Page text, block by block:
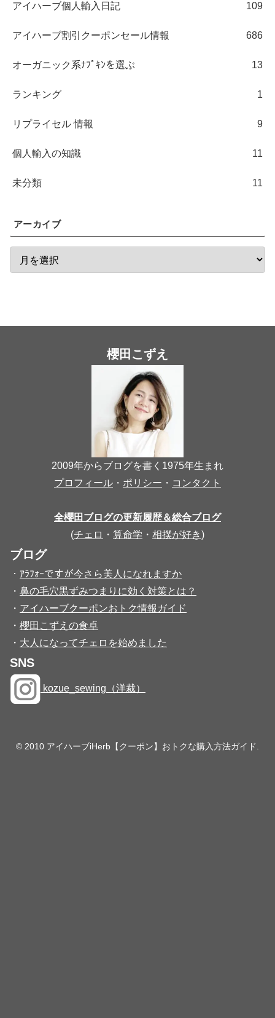
アイハーブ個人輸入日記 109
アイハーブ割引クーポンセール情報 686
オーガニック系ﾅﾌﾟｷﾝを選ぶ 13
ランキング 1
リプライセル 情報 9
個人輸入の知識 11
未分類 11
アーカイブ
櫻田こずえ
2009年からブログを書く1975年生まれ
プロフィール ・ ポリシー ・ コンタクト
全櫻田ブログの更新履歴＆総合ブログ
(チェロ ・ 算命学 ・ 相撲が好き)
ブログ
・ ｱﾗﾌｫｰですが今さら美人になれますか
・ 鼻の毛穴黒ずみつまりに効く対策とは？
・ アイハーブクーポンおトク情報ガイド
・ 櫻田こずえの食卓
・ 大人になってチェロを始めました
SNS
kozue_sewing（洋裁）
© 2010 アイハーブiHerb【クーポン】おトクな購入方法ガイド.